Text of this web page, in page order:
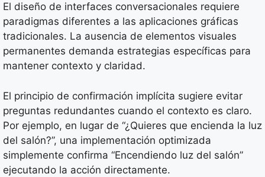
El diseño de interfaces conversacionales requiere
paradigmas diferentes a las aplicaciones gráficas
tradicionales. La ausencia de elementos visuales
permanentes demanda estrategias específicas para
mantener contexto y claridad.
El principio de confirmación implícita sugiere evitar
preguntas redundantes cuando el contexto es claro.
Por ejemplo, en lugar de “¿Quieres que encienda la luz
del salón?”, una implementación optimizada
simplemente confirma “Encendiendo luz del salón”
ejecutando la acción directamente.